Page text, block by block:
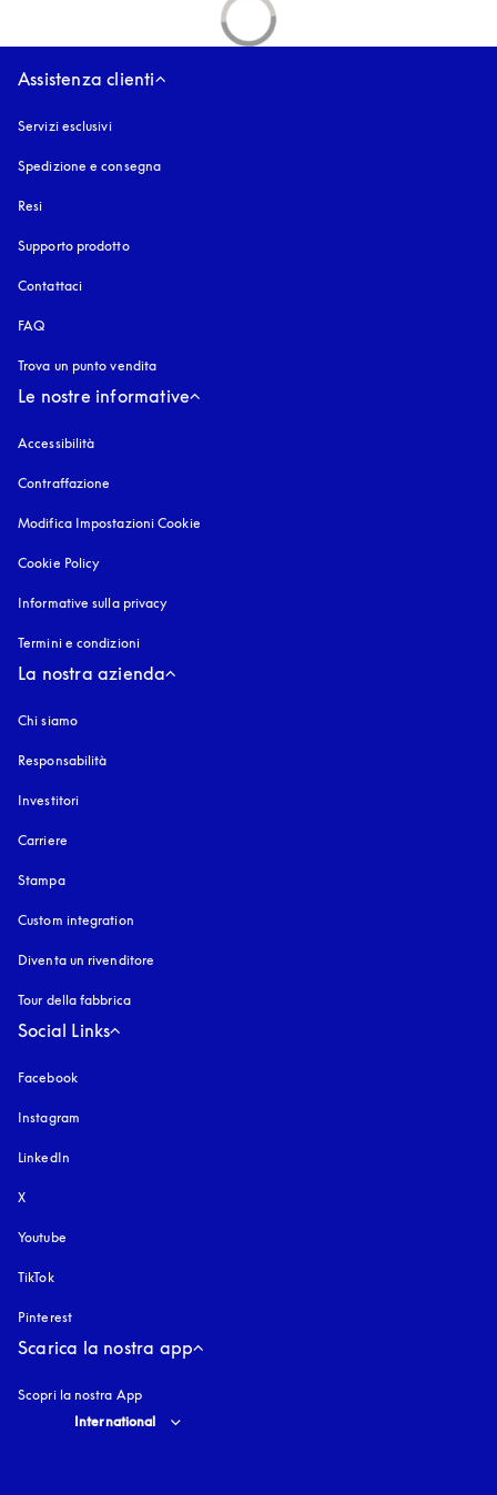
Assistenza clienti
Servizi esclusivi
Spedizione e consegna
Resi
Supporto prodotto
Contattaci
FAQ
Trova un punto vendita
Le nostre informative
Accessibilità
Contraffazione
Modifica Impostazioni Cookie
Cookie Policy
Informative sulla privacy
Termini e condizioni
La nostra azienda
Chi siamo
Responsabilità
Investitori
Carriere
Stampa
Custom integration
Diventa un rivenditore
Tour della fabbrica
Social Links
Facebook
Instagram
LinkedIn
X
Youtube
TikTok
Pinterest
Scarica la nostra app
Scopri la nostra App
Select country and language
International